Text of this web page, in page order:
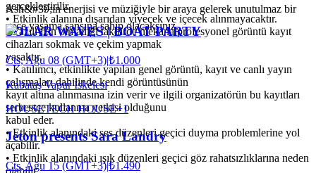
Ash&#39;in enerjisi ve müziğiyle bir araya gelerek unutulmaz bir
gece yaşama şansına sahip olacaksınız.
gerçekleştirilir.
• Etkinlik alanına dışarıdan yiyecek ve içecek alınmayacaktır.
• Yazılı izin olmadığı takdirde mekana profesyonel görüntü kayıt
cihazları sokmak ve çekim yapmak
yasaktır.
• Katılımcı, etkinlikte yapılan genel görüntü, kayıt ve canlı yayın
çalışmaları dahilinde kendi görüntüsünün
kayıt altına alınmasına izin verir ve ilgili organizatörün bu kayıtları
serbestçe kullanma yetkisi olduğunu
kabul eder.
• Etkinlik alanındaki ses düzenleri geçici duyma problemlerine yol
açabilir.
• Etkinlik alanındaki ışık düzenleri geçici göz rahatsızlıklarına neden
olabilir.
SOLAR WAVES | BOAT PARTY
Cts, Ağu 08 (GMT+3)|₺1.000
Kabataş Vapur İskelesi
HOUSETECH HOUSE+1
Jeton presents Sara Landry
Cts, Ağu 15 (GMT+3)|₺1.490